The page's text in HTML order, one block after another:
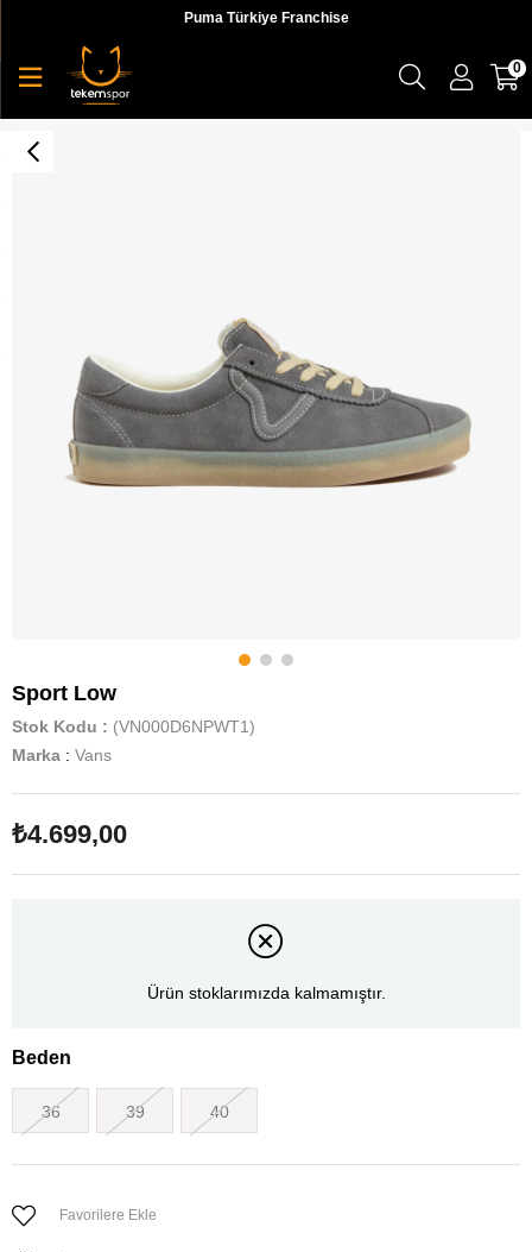
Puma Türkiye Franchise
0
Sport Low
Stok Kodu
(VN000D6NPWT1)
Marka : Vans
₺4.699,00
Ürün stoklarımızda kalmamıştır.
Beden
36 39 40
Favorilere Ekle